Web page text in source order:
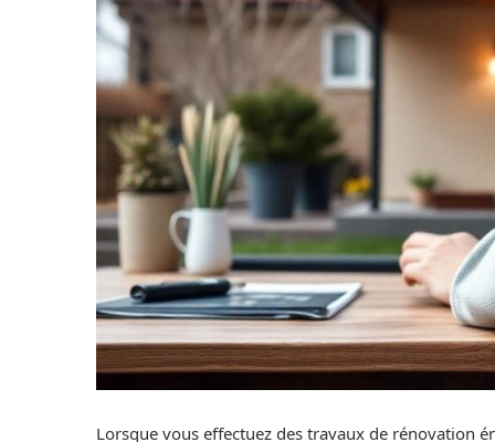
Lorsque vous effectuez des travaux de rénovation